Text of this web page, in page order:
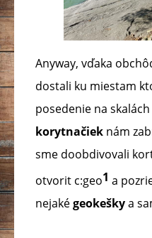
Anyway, vďaka
dostali ku miestam
posedenie na skalách
korytnačiek nám
sme doobdivovali
otvorit c:geo1 a
nejakégeokeškya